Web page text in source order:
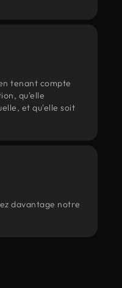
tenant compte
qu'elle
et qu'elle soit
davantage notre